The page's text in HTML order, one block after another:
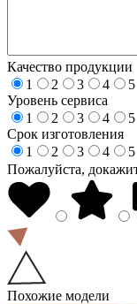
Качество продукции
1
2 3 4
5
Уровень сервиса
1
2 3 4
5
Срок изготовления
1
2 3 4
5
Пожалуйста,
Похожие модели